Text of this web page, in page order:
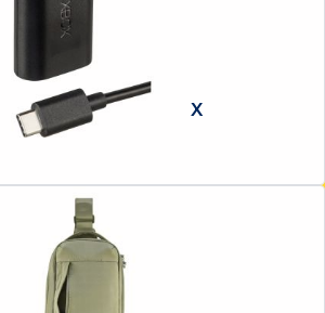
Microsoft Play & Charge Kit Xbox Series X